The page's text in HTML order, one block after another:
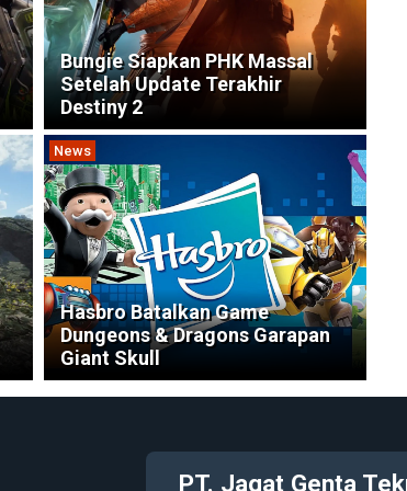
Bungie Siapkan PHK Massal
Setelah Update Terakhir
Destiny 2
News
Hasbro Batalkan Game
Dungeons & Dragons Garapan
Giant Skull
PT. Jagat Genta